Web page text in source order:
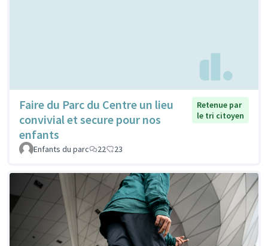
Faire du Parc du Centre un lieu
convivial et secure pour nos
enfants
Retenue par
le tri citoyen
Enfants du parc 22 23